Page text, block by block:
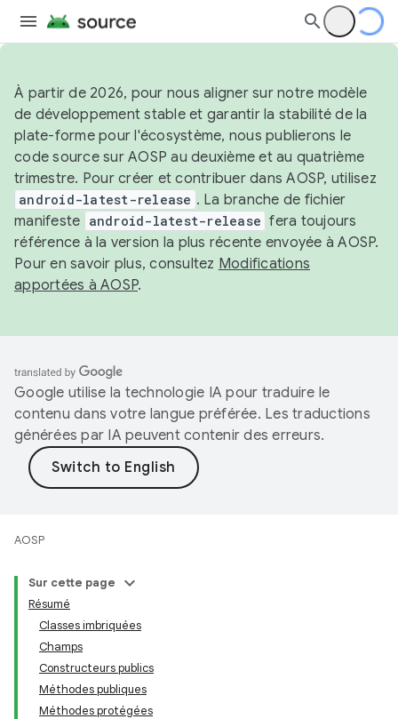
À partir de 2026, pour nous aligner sur notre modèle
de développement stable et garantir la stabilité de la
plate-forme pour l'écosystème, nous publierons le
code source sur AOSP au deuxième et au quatrième
trimestre. Pour créer et contribuer dans AOSP, utilisez
android-latest-release . La branche de fichier
manifeste android-latest-release fera toujours
référence à la version la plus récente envoyée à AOSP.
Pour en savoir plus, consultez Modifications
apportées à AOSP.
Google utilise la technologie IA pour traduire le
contenu dans votre langue préférée. Les traductions
générées par IA peuvent contenir des erreurs.
AOSP
Sur cette page
Résumé
Classes imbriquées
Champs
Constructeurs publics
Méthodes publiques
Méthodes protégées